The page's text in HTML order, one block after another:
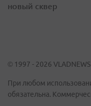
новый сквер
© 1997 - 2026 VLADNEWS
При любом
обязательна.